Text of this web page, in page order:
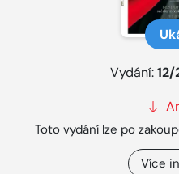
Vydání:12/
Toto vydání lze po
Více